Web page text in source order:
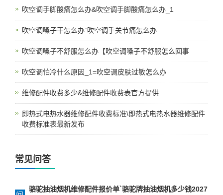
吹空调手脚酸痛怎么办&吹空调手脚酸痛怎么办_1
吹空调嗓子干怎么办`吹空调手关节痛怎么办
吹空调嗓子不舒服怎么办【吹空调嗓子不舒服怎么回事
吹空调怕冷什么原因_1=吹空调皮肤过敏怎么办
维修配件收费多少&维修配件收费表官方提供
即热式电热水器维修配件收费标准\即热式电热水器维修配件
收费标准表最新发布
常见问答
骆驼抽油烟机维修配件报价单`骆驼牌抽油烟机多少钱2027